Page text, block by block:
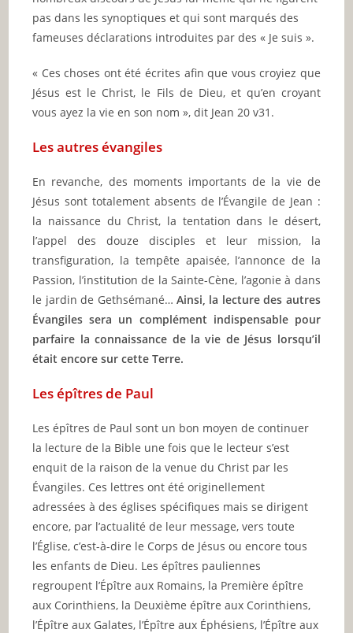
pas dans les synoptiques et qui sont marqués des
fameuses déclarations introduites par des « Je suis ».
« Ces choses ont été écrites afin que vous croyiez que
Jésus est le Christ, le Fils de Dieu, et qu’en croyant
vous ayez la vie en son nom », dit Jean 20 v31.
Les autres évangiles
En revanche, des moments importants de la vie de
Jésus sont totalement absents de l’Évangile de Jean :
la naissance du Christ, la tentation dans le désert,
l’appel des douze disciples et leur mission, la
transfiguration, la tempête apaisée, l’annonce de la
Passion, l’institution de la Sainte-Cène, l’agonie à dans
le jardin de Gethsémané… Ainsi, la lecture des autres
Évangiles sera un complément indispensable pour
parfaire la connaissance de la vie de Jésus lorsqu’il
était encore sur cette Terre.
Les épîtres de Paul
Les épîtres de Paul sont un bon moyen de continuer
la lecture de la Bible une fois que le lecteur s’est
enquit de la raison de la venue du Christ par les
Évangiles. Ces lettres ont été originellement
adressées à des églises spécifiques mais se dirigent
encore, par l’actualité de leur message, vers toute
l’Église, c’est-à-dire le Corps de Jésus ou encore tous
les enfants de Dieu. Les épîtres pauliennes
regroupent l’Épître aux Romains, la Première épître
aux Corinthiens, la Deuxième épître aux Corinthiens,
l’Épître aux Galates, l’Épître aux Éphésiens, l’Épître aux